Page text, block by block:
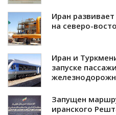
Иран
на северо-
Иран и
запуске
Запущен
иранского